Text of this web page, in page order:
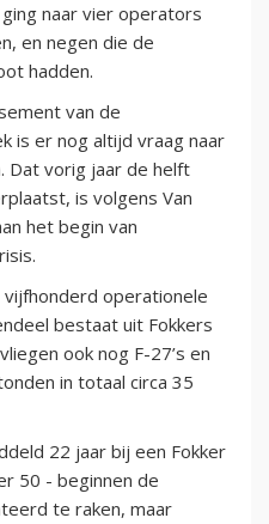
naar vier operators
en negen die de
hadden.
van de
is er nog altijd vraag naar
Dat vorig jaar de helft
is volgens Van
het begin van
operationele
bestaat uit Fokkers
ook nog F-27’s en
in totaal circa 35
22 jaar bij een Fokker
50 - beginnen de
te raken, maar